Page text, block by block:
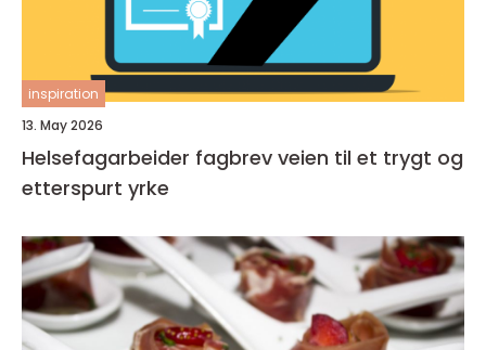
inspiration
13. May 2026
Helsefagarbeider fagbrev veien til et trygt og
etterspurt yrke